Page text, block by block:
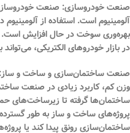
صنعت خودروسازی: صنعت
آلومینیوم است. استفاده از
بهره‌وری سوخت در حال افزایش است.
در بازار خودروهای الکتریکی، می‌تواند
صنعت ساختمان‌سازی و ساخت و ساز:
وزن کم، کاربرد زیادی در صنعت
ساختمان‌ها گرفته تا زیرساخت‌های
پروژه‌های ساخت و ساز به طور
ساختمان‌سازی رونق پیدا کند یا